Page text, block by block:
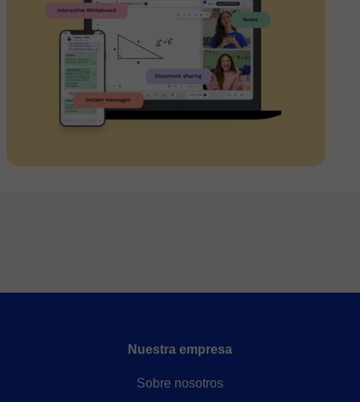
Nuestra empresa
Sobre nosotros